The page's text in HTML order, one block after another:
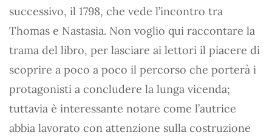
successivo, il 1798, che vede l’incontro tra
Thomas e Nastasia. Non voglio qui raccontare la
trama del libro, per lasciare ai lettori il piacere di
scoprire a poco a poco il percorso che porterà i
protagonisti a concludere la lunga vicenda;
tuttavia è interessante notare come l’autrice
abbia lavorato con attenzione sulla costruzione